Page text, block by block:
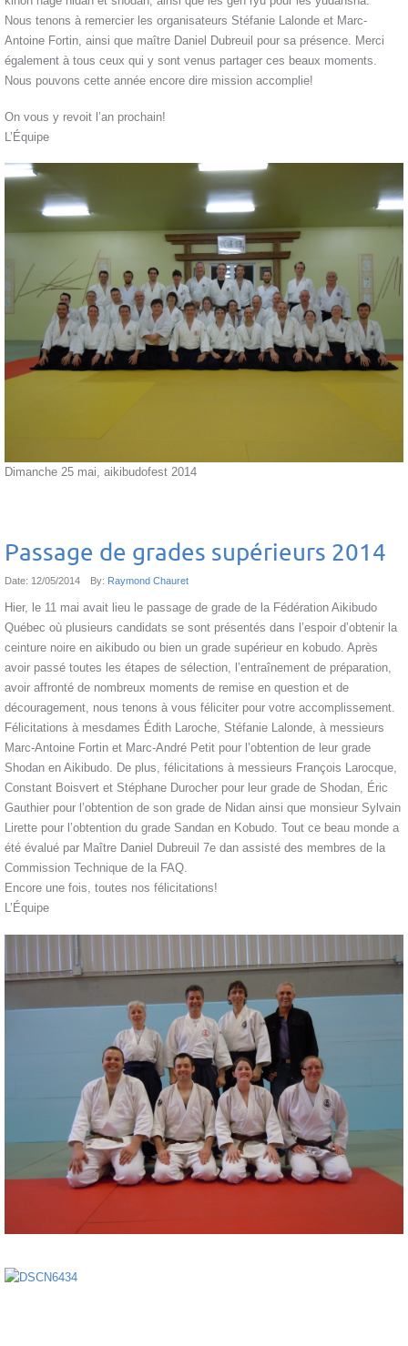
Nous tenons à remercier les organisateurs Stéfanie Lalonde et Marc-
Antoine Fortin, ainsi que maître Daniel Dubreuil pour sa présence. Merci
également à tous ceux qui y sont venus partager ces beaux moments.
Nous pouvons cette année encore dire mission accomplie!
On vous y revoit l’an prochain!
L’Équipe
Dimanche 25 mai, aikibudofest 2014
Passage de grades supérieurs 2014
Date: 12/05/2014 By: Raymond Chauret
Hier, le 11 mai avait lieu le passage de grade de la Fédération Aikibudo
Québec où plusieurs candidats se sont présentés dans l’espoir d’obtenir la
ceinture noire en aikibudo ou bien un grade supérieur en kobudo. Après
avoir passé toutes les étapes de sélection, l’entraînement de préparation,
avoir affronté de nombreux moments de remise en question et de
découragement, nous tenons à vous féliciter pour votre accomplissement.
Félicitations à mesdames Édith Laroche, Stéfanie Lalonde, à messieurs
Marc-Antoine Fortin et Marc-André Petit pour l’obtention de leur grade
Shodan en Aikibudo. De plus, félicitations à messieurs François Larocque,
Constant Boisvert et Stéphane Durocher pour leur grade de Shodan, Éric
Gauthier pour l’obtention de son grade de Nidan ainsi que monsieur Sylvain
Lirette pour l’obtention du grade Sandan en Kobudo. Tout ce beau monde a
été évalué par Maître Daniel Dubreuil 7e dan assisté des membres de la
Commission Technique de la FAQ.
Encore une fois, toutes nos félicitations!
L’Équipe